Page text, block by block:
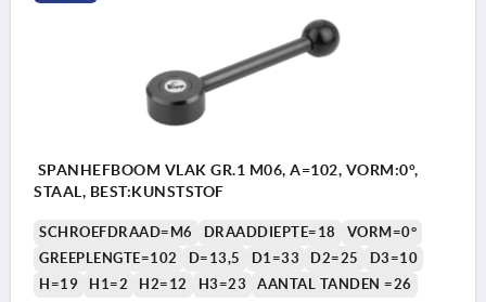
SPANHEFBOOM VLAK GR.1 M06, A=102, VORM:0°,
STAAL, BEST:KUNSTSTOF
SCHROEFDRAAD=M6 DRAADDIEPTE=18
VORM=0°
GREEPLENGTE=102
D=13,5 D1=33 D2=25
D3=10
H=19
H1=2 H2=12 H3=23 AANTAL TANDEN =26